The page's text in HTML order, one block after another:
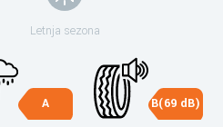
Letnja sezona
A B(69 dB)